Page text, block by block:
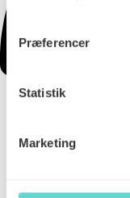
Præferencer
Statistik
Marketing